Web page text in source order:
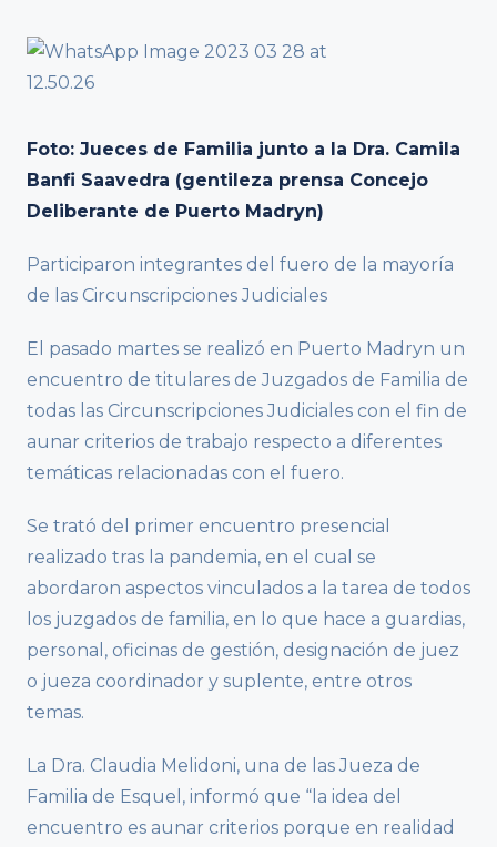
Foto: Jueces de Familia junto a la Dra. Camila
Banfi Saavedra (gentileza prensa Concejo
Deliberante de Puerto Madryn)
Participaron integrantes del fuero de la mayoría
de las Circunscripciones Judiciales
El pasado martes se realizó en Puerto Madryn un
encuentro de titulares de Juzgados de Familia de
todas las Circunscripciones Judiciales con el fin de
aunar criterios de trabajo respecto a diferentes
temáticas relacionadas con el fuero.
Se trató del primer encuentro presencial
realizado tras la pandemia, en el cual se
abordaron aspectos vinculados a la tarea de todos
los juzgados de familia, en lo que hace a guardias,
personal, oficinas de gestión, designación de juez
o jueza coordinador y suplente, entre otros
temas.
La Dra. Claudia Melidoni, una de las Jueza de
Familia de Esquel, informó que “la idea del
encuentro es aunar criterios porque en realidad